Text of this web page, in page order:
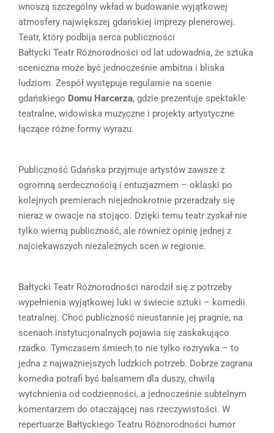
wnoszą szczególny wkład w budowanie wyjątkowej
atmosfery największej gdańskiej imprezy plenerowej.
Teatr, który podbija serca publiczności
Bałtycki Teatr Różnorodności od lat udowadnia, że sztuka
sceniczna może być jednocześnie ambitna i bliska
ludziom. Zespół występuje regularnie na scenie
gdańskiego Domu Harcerza, gdzie prezentuje spektakle
teatralne, widowiska muzyczne i projekty artystyczne
łączące różne formy wyrazu.
Publiczność Gdańska przyjmuje artystów zawsze z
ogromną serdecznością i entuzjazmem – oklaski po
kolejnych premierach niejednokrotnie przeradzały się
nieraz w owacje na stojąco. Dzięki temu teatr zyskał nie
tylko wierną publiczność, ale również opinię jednej z
najciekawszych niezależnych scen w regionie.
Bałtycki Teatr Różnorodności narodził się z potrzeby
wypełnienia wyjątkowej luki w świecie sztuki – komedii
teatralnej. Choć publiczność nieustannie jej pragnie, na
scenach instytucjonalnych pojawia się zaskakująco
rzadko. Tymczasem śmiech to nie tylko rozrywka – to
jedna z najważniejszych ludzkich potrzeb. Dobrze zagrana
komedia potrafi być balsamem dla duszy, chwilą
wytchnienia od codzienności, a jednocześnie subtelnym
komentarzem do otaczającej nas rzeczywistości. W
repertuarze Bałtyckiego Teatru Różnorodności humor